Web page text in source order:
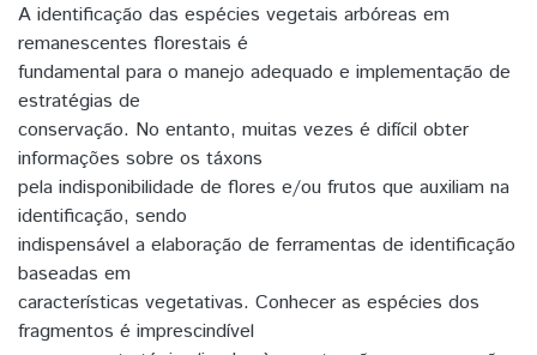
A identificação das espécies vegetais arbóreas em
remanescentes florestais é
fundamental para o manejo adequado e implementação de
estratégias de
conservação. No entanto, muitas vezes é difícil obter
informações sobre os táxons
pela indisponibilidade de flores e/ou frutos que auxiliam na
identificação, sendo
indispensável a elaboração de ferramentas de identificação
baseadas em
características vegetativas. Conhecer as espécies dos
fragmentos é imprescindível